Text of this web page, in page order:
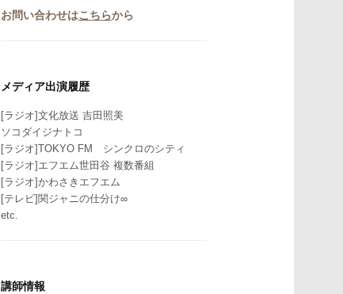
お問い合わせはこちらから
メディア出演履歴
[ラジオ]文化放送 吉田照美
ソコダイジナトコ
[ラジオ]TOKYO FM シンクロのシティ
[ラジオ]エフエム世田谷 複数番組
[ラジオ]かわさきエフエム
[テレビ]関ジャニの仕分け∞
etc.
講師情報